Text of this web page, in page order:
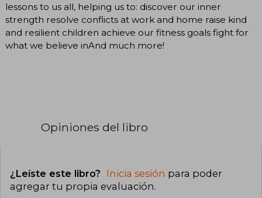
lessons to us all, helping us to: discover our inner
strength resolve conflicts at work and home raise kind
and resilient children achieve our fitness goals fight for
what we believe inAnd much more!
Opiniones del libro
¿Leíste este libro? Inicia sesión para poder
agregar tu propia evaluación.